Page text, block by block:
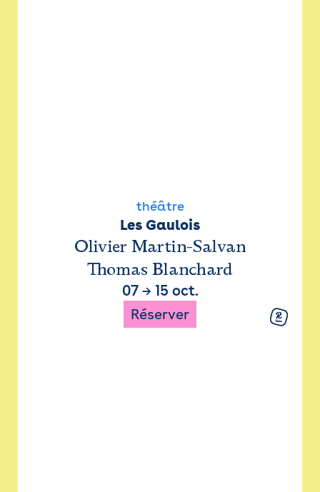
théâtre
Les Gaulois
Olivier Martin-Salvan
Thomas Blanchard
07→ 15 oct.
Réserver